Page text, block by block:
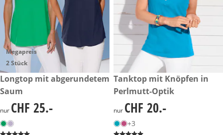
Megapreis
2 Stück
CHF 25.-
Longtop mit abgerundetem
Saum
CHF 25.-
nur CHF 25.-
CHF 20.-
Tanktop mit Knöpfen in
Perlmutt-Optik
CHF 20.-
nur CHF 20.-
+3